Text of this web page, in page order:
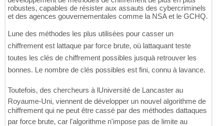
robustes, capables de résister aux assauts des cybercriminels
et des agences gouvernementales comme la NSA et le GCHQ.
Lune des méthodes les plus utilisées pour casser un
chiffrement est lattaque par force brute, où lattaquant teste
toutes les clés de chiffrement possibles jusquà retrouver les
bonnes. Le nombre de clés possibles est fini, connu à lavance.
Toutefois, des chercheurs à lUniversité de Lancaster au
Royaume-Uni, viennent de développer un nouvel algorithme de
chiffrement qui ne peut être cassé par des méthodes dattaques
par force brute, car l'algorithme n'impose pas de limite au